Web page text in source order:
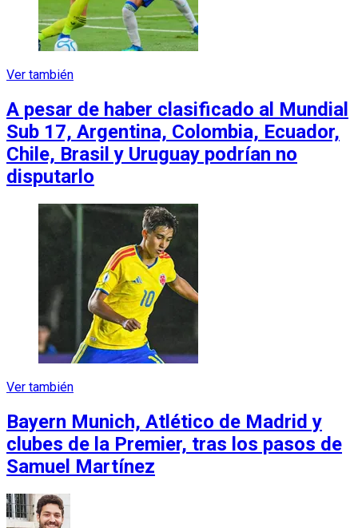
Ver también
A pesar de haber clasificado al Mundial
Sub 17, Argentina, Colombia, Ecuador,
Chile, Brasil y Uruguay podrían no
disputarlo
Ver también
Bayern Munich, Atlético de Madrid y
clubes de la Premier, tras los pasos de
Samuel Martínez